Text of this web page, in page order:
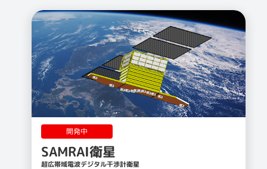
開発中
SAMRAI衛星
超広帯域電波デジタル干渉計衛星